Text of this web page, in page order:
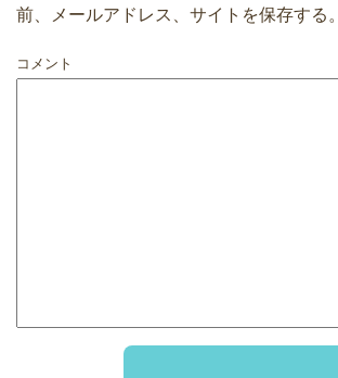
前、メールアドレス、サイトを保存する。
コメント